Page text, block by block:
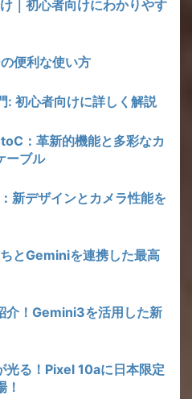
｜初心者向けにわかりやす
便利な使い方
: 初心者向けに詳しく解説
：革新的機能と多彩なカ
ーブル
新デザインとカメラ性能を
とGeminiを連携した最高
！Gemini3を活用した新
光る！Pixel 10aに日本限定